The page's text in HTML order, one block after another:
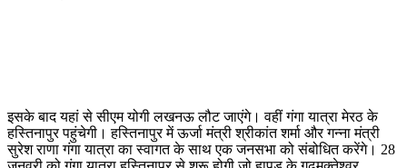
इसके बाद यहां से सीएम योगी लखनऊ लौट जाएंगे। वहीं गंगा यात्रा मेरठ के
हस्तिनापुर पहुंचेगी। हस्तिनापुर में ऊर्जा मंत्री श्रीकांत शर्मा और गन्ना मंत्री
सुरेश राणा गंगा यात्रा का स्वागत के साथ एक जनसभा को संबोधित करेंगे। 28